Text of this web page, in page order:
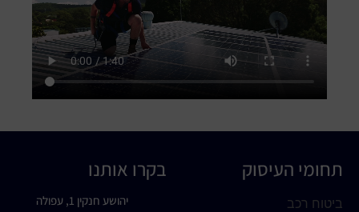
תחומי העיסוק
ביטוח רכב
בקרו אותנו
יהושע חנקין 1, עפולה